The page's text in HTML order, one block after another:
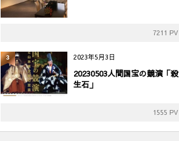
7211 PV
3 2023年5月3日
20230503人間国宝の競演「殺
生石」
1555 PV